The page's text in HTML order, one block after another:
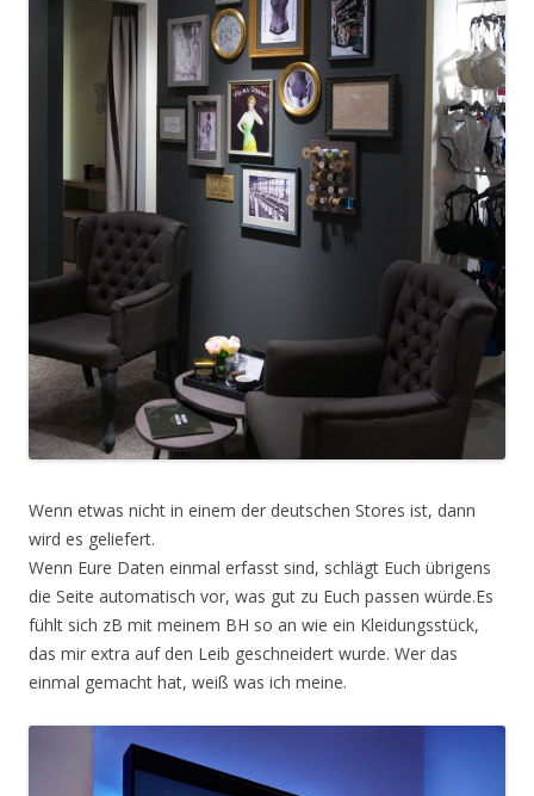
Wenn etwas nicht in einem der deutschen Stores ist, dann
wird es geliefert.
Wenn Eure Daten einmal erfasst sind, schlägt Euch übrigens
die Seite automatisch vor, was gut zu Euch passen würde.Es
fühlt sich zB mit meinem BH so an wie ein Kleidungsstück,
das mir extra auf den Leib geschneidert wurde. Wer das
einmal gemacht hat, weiß was ich meine.